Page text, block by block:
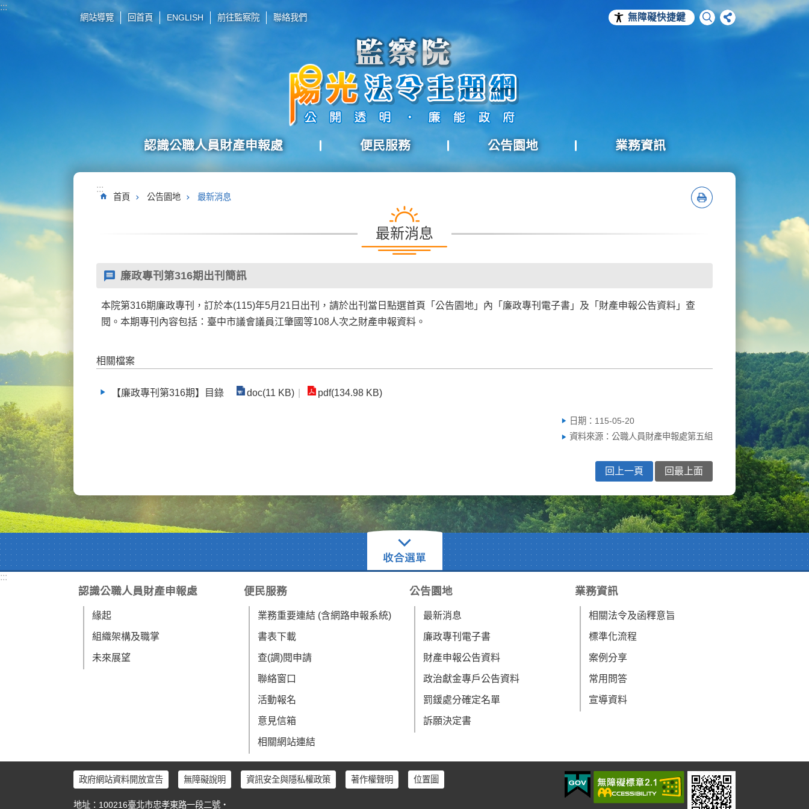
跳到主要內容區塊
:::
網站導覽 回首頁 ENGLISH 前往監察院 聯絡我們 無障礙快捷鍵
認識公職人員財產申報處 便民服務 公告園地 業務資訊
:::
首頁 公告園地 最新消息
最新消息
廉政專刊第316期出刊簡訊
本院第316期廉政專刊，訂於本(115)年5月21日出刊，請於出刊當日點選首頁「公告園地」內「廉政專刊電子書」及「財產申報公告資料」查
閱。本期專刊內容包括：臺中市議會議員江肇國等108人次之財產申報資料。
相關檔案
【廉政專刊第316期】目錄 doc(11 KB) pdf(134.98 KB)
日期：115-05-20
資料來源：公職人員財產申報處第五組
回上一頁 回最上面
:::
認識公職人員財產申報處
緣起
組織架構及職掌
未來展望
便民服務
業務重要連結 (含網路申報系統)
書表下載
查(調)閱申請
聯絡窗口
活動報名
意見信箱
相關網站連結
公告園地
最新消息
廉政專刊電子書
財產申報公告資料
政治獻金專戶公告資料
罰鍰處分確定名單
訴願決定書
業務資訊
相關法令及函釋意旨
標準化流程
案例分享
常用問答
宣導資料
政府網站資料開放宣告 無障礙說明 資訊安全與隱私權政策 著作權聲明 位置圖
地址：100216臺北市忠孝東路一段二號‧